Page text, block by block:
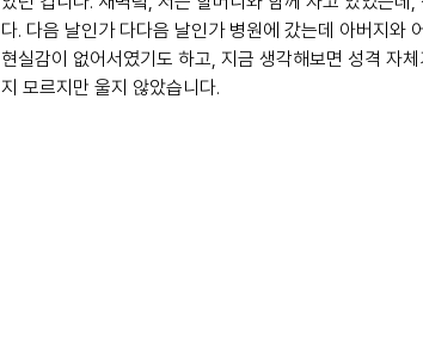
다. 다음 날인가 다다음 날인가 병원에 갔는데 아버지와
현실감이 없어서였기도 하고, 지금 생각해보면 성격 자
지 모르지만 울지 않았습니다.